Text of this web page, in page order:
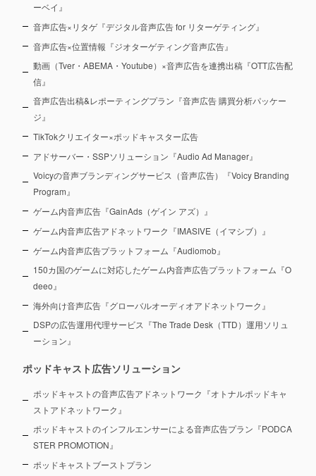
ーベイ』
音声広告×リタゲ『デジタル音声広告 for リターゲティング』
音声広告×位置情報『ジオターゲティング音声広告』
動画（Tver・ABEMA・Youtube）×音声広告を連携出稿『OTT広告配
信』
音声広告出稿&レポーティングプラン『音声広告 購買分析パッケー
ジ』
TikTokクリエイター×ポッドキャスター広告
アドサーバー・SSPソリューション『Audio Ad Manager』
Voicyの音声ブランディングサービス（音声広告）『Voicy Branding
Program』
ゲーム内音声広告『GainAds（ゲイン アズ）』
ゲーム内音声広告アドネットワーク『IMASIVE（イマシブ）』
ゲーム内音声広告プラットフォーム『Audiomob』
150カ国のゲームに対応したゲーム内音声広告プラットフォーム『O
deeo』
海外向け音声広告『グローバルオーディオアドネットワーク』
DSPの広告運用代理サービス『The Trade Desk（TTD）運用ソリュ
ーション』
ポッドキャスト広告ソリューション
ポッドキャストの音声広告アドネットワーク『オトナルポッドキャ
ストアドネットワーク』
ポッドキャストのインフルエンサーによる音声広告プラン『PODCA
STER PROMOTION』
ポッドキャストブーストプラン